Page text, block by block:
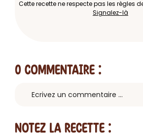
Cette recette ne respecte pas les règles
Signalez-là
0 Commentaire :
Notez la recette :